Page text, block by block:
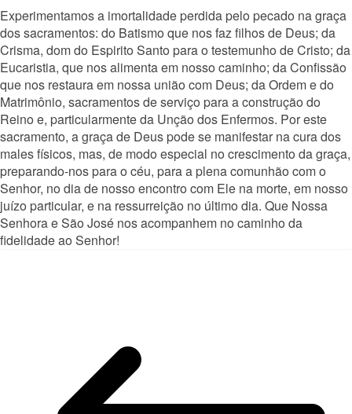
Experimentamos a imortalidade perdida pelo pecado na graça
dos sacramentos: do Batismo que nos faz filhos de Deus; da
Crisma, dom do Espirito Santo para o testemunho de Cristo; da
Eucaristia, que nos alimenta em nosso caminho; da Confissão
que nos restaura em nossa união com Deus; da Ordem e do
Matrimônio, sacramentos de serviço para a construção do
Reino e, particularmente da Unção dos Enfermos. Por este
sacramento, a graça de Deus pode se manifestar na cura dos
males físicos, mas, de modo especial no crescimento da graça,
preparando-nos para o céu, para a plena comunhão com o
Senhor, no dia de nosso encontro com Ele na morte, em nosso
juízo particular, e na ressurreição no último dia. Que Nossa
Senhora e São José nos acompanhem no caminho da
fidelidade ao Senhor!